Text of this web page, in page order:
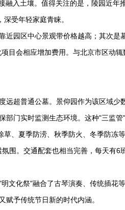
入土壤。值得关注的是，陵园近年
受年轻家庭青睐。
近园区中心景观带价格越高；其次是
目会相应增加费用。与北京市区动
远超普通公墓。景仰园作为该区域少
门实时监测生态环境。这种"三监管
、夏季防涝、秋季防火、冬季防冻
围。交通配套也相当完善，每天有6
文化祭"融合了古琴演奏、传统插花
予传统节日新的时代内涵。